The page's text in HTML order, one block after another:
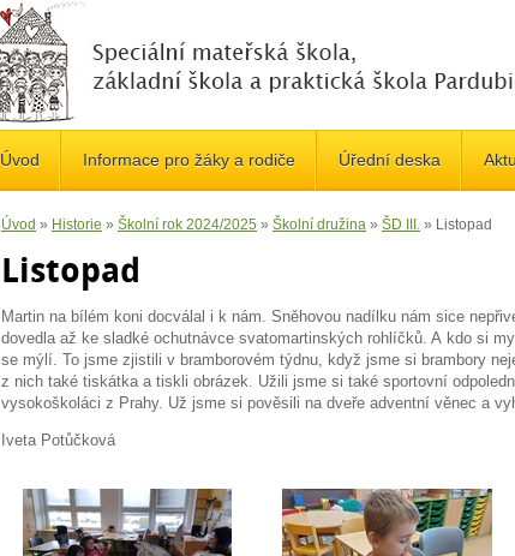
Úvod Informace pro žáky a rodiče Úřední deska
Úvod » Historie » Školní rok 2024/2025 » Školní družina » ŠD III. » Listopad
Listopad
Martin na bílém koni docválal i k nám. Sněhovou nadílku nám sice
dovedla až ke sladké ochutnávce svatomartinských rohlíčků. A kdo si
se mýlí. To jsme zjistili v bramborovém týdnu, když jsme si brambory
z nich také tiskátka a tiskli obrázek. Užili jsme si také sportovní
vysokoškoláci z Prahy. Už jsme si pověsili na dveře adventní věnec a
Iveta Potůčková